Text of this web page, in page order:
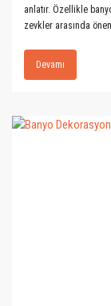
anlatır. Özellikle
zevkler arasında
Devamı